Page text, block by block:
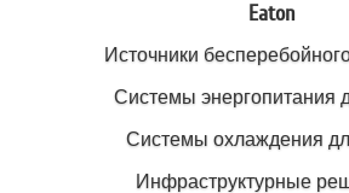
Eaton
Источники
Системы энергопитания
Системы охлаждения
Инфраструктурные